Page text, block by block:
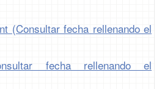
(Consultar fecha rellenando el
fecha rellenando el